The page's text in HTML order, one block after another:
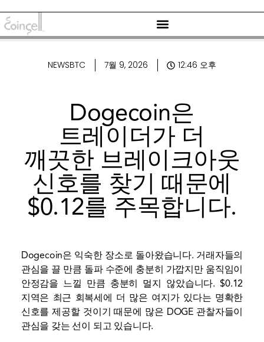
NEWSBTC 7월 9, 2026 12:46 오후
Dogecoin은
트레이더가 더
깨끗한 브레이크아웃
신호를 찾기 때문에
$0.12를 주목합니다.
Dogecoin은 익숙한 장소로 돌아왔습니다. 거래자들의
관심을 끌 만큼 돌파 수준에 충분히 가깝지만 움직임이
안정감을 느낄 만큼 충분히 멀지 않았습니다. $0.12
지역은 최근 회복세에 더 많은 여지가 있다는 명확한
신호를 제공할 것이기 때문에 많은 DOGE 관찰자들이
관심을 갖는 선이 되고 있습니다.